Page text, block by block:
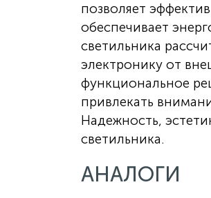
позволяет
обеспечивает
светильника
электронику от
функциональное
привлекать
Надежность,
светильника.
АНАЛОГИ